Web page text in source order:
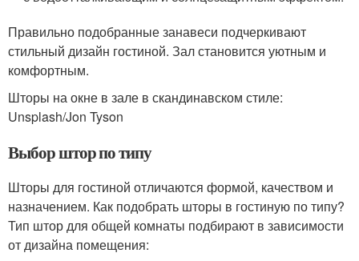
Правильно подобранные занавеси подчеркивают
стильный дизайн гостиной. Зал становится уютным и
комфортным.
Шторы на окне в зале в скандинавском стиле:
Unsplash/Jon Tyson
Выбор штор по типу
Шторы для гостиной отличаются формой, качеством и
назначением. Как подобрать шторы в гостиную по типу?
Тип штор для общей комнаты подбирают в зависимости
от дизайна помещения: